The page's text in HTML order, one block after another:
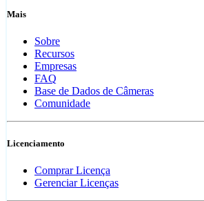
Mais
Sobre
Recursos
Empresas
FAQ
Base de Dados de Câmeras
Comunidade
Licenciamento
Comprar Licença
Gerenciar Licenças